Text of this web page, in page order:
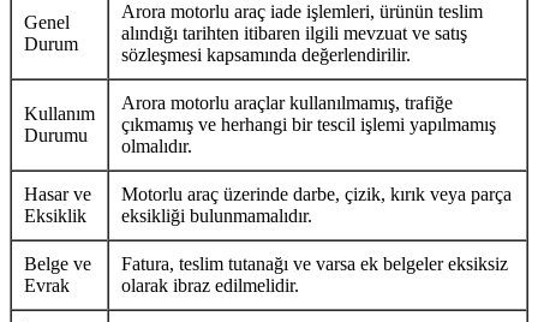
Genel
Durum
Arora motorlu araç iade işlemleri, ürünün teslim
alındığı tarihten itibaren ilgili mevzuat ve satış
sözleşmesi kapsamında değerlendirilir.
Kullanım
Durumu
Arora motorlu araçlar kullanılmamış, trafiğe
çıkmamış ve herhangi bir tescil işlemi yapılmamış
olmalıdır.
Hasar ve
Eksiklik
Motorlu araç üzerinde darbe, çizik, kırık veya parça
eksikliği bulunmamalıdır.
Belge ve
Evrak
Fatura, teslim tutanağı ve varsa ek belgeler eksiksiz
olarak ibraz edilmelidir.